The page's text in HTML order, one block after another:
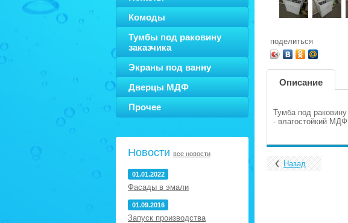
Комоды
Тумбы под раковину
заказчика
Экраны под ванну
Дверцы МДФ
Прочее
Новости все новости
01.01.2022
Фасады в эмали
01.09.2016
Запуск производства
поделиться
Описание
Тумба под
- влагостойкий
Назад